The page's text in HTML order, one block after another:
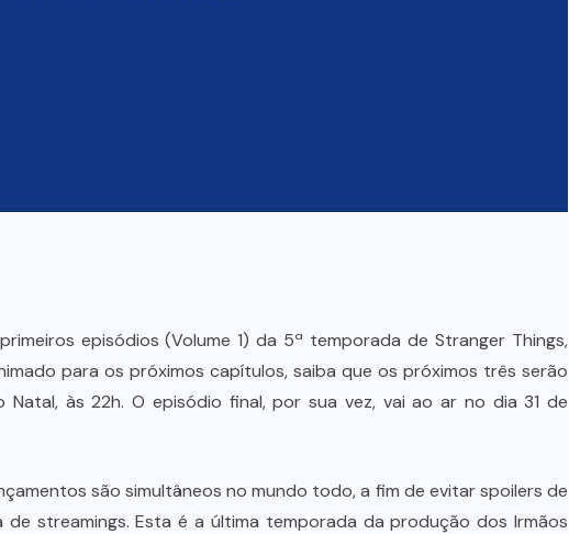
episódios (Volume 1) da 5ª temporada de Stranger Things,
para os próximos capítulos, saiba que os próximos três serão
às 22h. O episódio final, por sua vez, vai ao ar no dia 31 de
são simultâneos no mundo todo, a fim de evitar spoilers de
streamings. Esta é a última temporada da produção dos Irmãos